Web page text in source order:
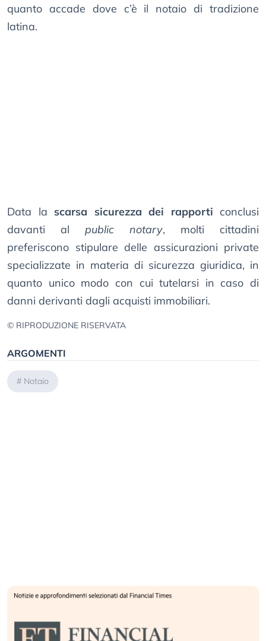
quanto accade dove c’è il notaio di tradizione
latina.
Data la scarsa sicurezza dei rapporti conclusi
davanti al public notary, molti cittadini
preferiscono stipulare delle assicurazioni private
specializzate in materia di sicurezza giuridica, in
quanto unico modo con cui tutelarsi in caso di
danni derivanti dagli acquisti immobiliari.
© RIPRODUZIONE RISERVATA
ARGOMENTI
# Notaio